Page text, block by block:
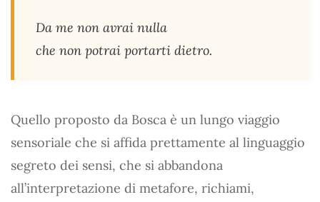
Da me non avrai nulla
che non potrai portarti dietro.
Quello proposto da Bosca è un lungo viaggio
sensoriale che si affida prettamente al linguaggio
segreto dei sensi, che si abbandona
all’interpretazione di metafore, richiami,